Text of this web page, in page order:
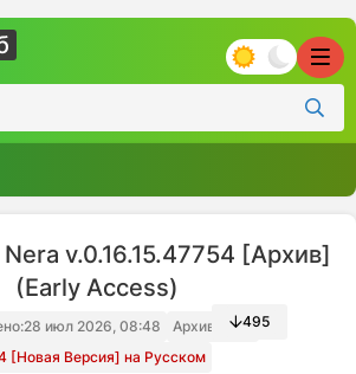
v.0.16.15.47754 [Архив]
(Early Access)
28 июл 2026, 08:48
Архив игры
[Новая Версия] на Русском
495